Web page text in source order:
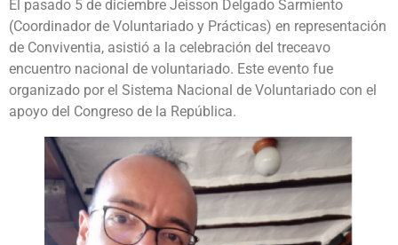
El pasado 5 de diciembre Jeisson Delgado Sarmiento
(Coordinador de Voluntariado y Prácticas) en representación
de Conviventia, asistió a la celebración del treceavo
encuentro nacional de voluntariado. Este evento fue
organizado por el Sistema Nacional de Voluntariado con el
apoyo del Congreso de la República.